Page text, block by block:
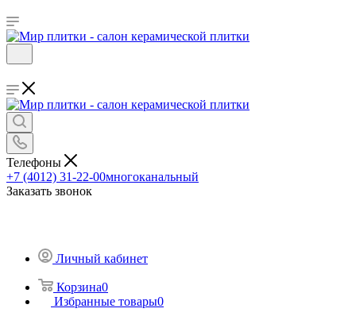
Телефоны
+7 (4012) 31-22-00многоканальный
Заказать звонок
Личный кабинет
Корзина0
Избранные товары0